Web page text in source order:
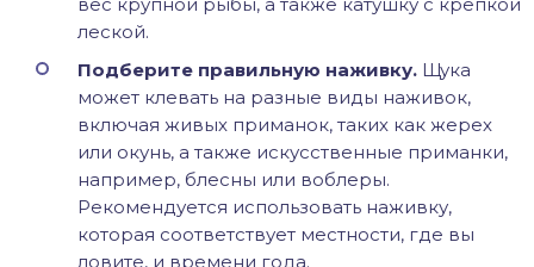
леской.
Подберите правильную наживку. Щука
может клевать на разные виды наживок,
включая живых приманок, таких как жерех
или окунь, а также искусственные приманки,
например, блесны или воблеры.
Рекомендуется использовать наживку,
которая соответствует местности, где вы
ловите, и времени года.